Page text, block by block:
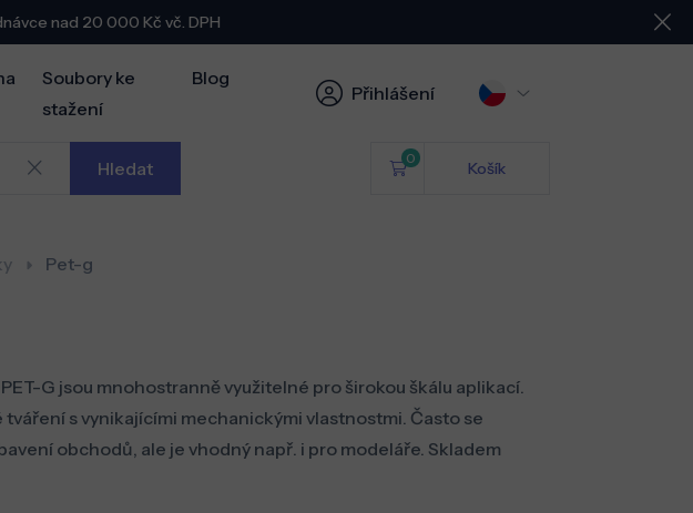
nad 20 000 Kč vč. DPH
Soubory ke
stažení
Blog
Přihlášení
Hledat 0
Košík
Pet-g
G jsou mnohostranně využitelné pro širokou škálu aplikací.
s vynikajícími mechanickými vlastnostmi. Často se
obchodů, ale je vhodný např. i pro modeláře. Skladem